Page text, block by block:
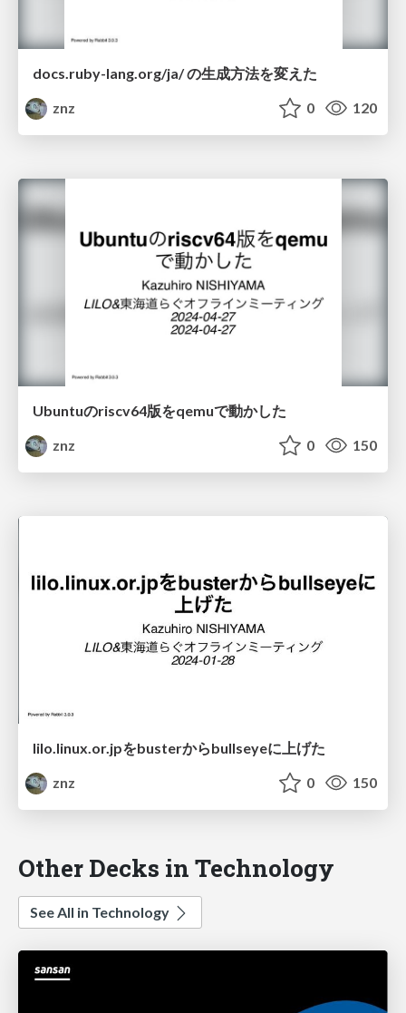
docs.ruby-lang.org/ja/ の生成方法を変えた
znz
0 120
Ubuntuのriscv64版をqemuで動かした
znz
0 150
lilo.linux.or.jpをbusterからbullseyeに上げた
znz
0 150
Other Decks in Technology
See All in Technology